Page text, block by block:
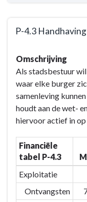
P-4.3 Handhaving
naar
navigatie
BD-
Veilig
verbonden
Eeklo
Actieplannen
Omschrijving
Als stadsbestuur
waar elke burger
samenleving
houdt aan de wet-
hiervoor actief in op
Financiële
tabel P-4.3
Exploitatie
Ontvangsten